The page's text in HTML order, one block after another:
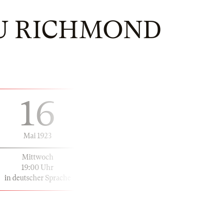
RICHMOND
16
Mai 1923
Mittwoch
19:00 Uhr
in deutscher Sprache